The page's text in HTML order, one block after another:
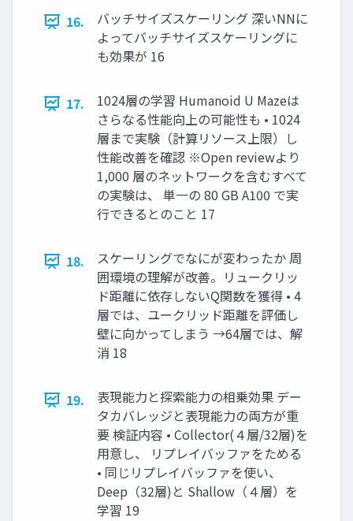
16.
バッチサイズスケーリング 深いNNに
よってバッチサイズスケーリングに
も効果が 16
17.
1024層の学習 Humanoid U Mazeは
さらなる性能向上の可能性も • 1024
層まで実験（計算リソース上限）し
性能改善を確認 ※Open reviewより
1,000 層のネットワークを含むすべて
の実験は、 単一の 80 GB A100 で実
行できるとのこと 17
18.
スケーリングでなにが変わったか 周
囲環境の理解が改善。リュークリッ
ド距離に依存しないQ関数を獲得 • 4
層では、ユークリッド距離を評価し
壁に向かってしまう →64層では、解
消 18
19.
表現能力と探索能力の相乗効果 デー
タカバレッジと表現能力の両方が重
要 検証内容 • Collector(４層/32層)を
用意し、 リプレイバッファをためる
• 同じリプレイバッファを使い、
Deep（32層)と Shallow（４層）を
学習 19